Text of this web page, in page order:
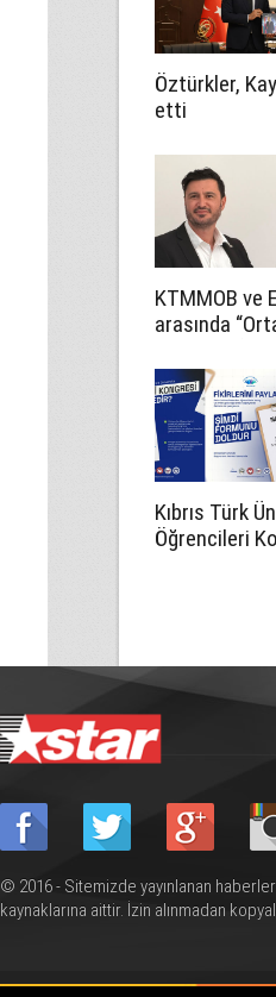
Öztürkler,
etti
KTMMOB ve
arasında
Protokolü”
Kıbrıs Türk
Öğrencileri
© 2016 - Sitemizde yayınlanan
kaynaklarına aittir. İzin alınmadan